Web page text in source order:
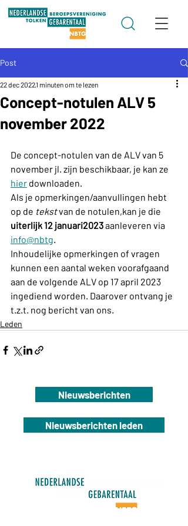
Post
Concept-notulen ALV 5
november 2022
22 dec 20221 minuten om te lezen
De concept-notulen van de ALV van 5
november jl. zijn beschikbaar, je kan ze
hier downloaden.
Als je opmerkingen/aanvullingen hebt
op de tekst van de notulen,kan je die
uiterlijk 12 januari2023 aanleveren via
info@nbtg.
Inhoudelijke opmerkingen of vragen
kunnen een aantal weken voorafgaand
aan de volgende ALV op 17 april 2023
ingediend worden. Daarover ontvang je
t.z.t. nog bericht van ons.
Leden
Nieuwsberichten
Nieuwsberichten leden